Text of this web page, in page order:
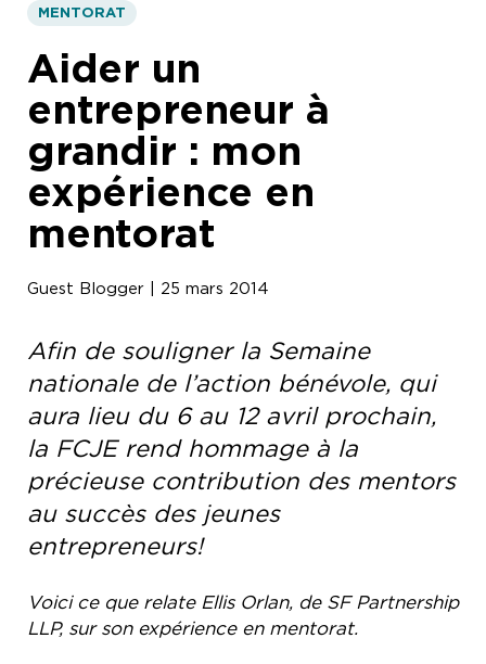
MENTORAT
Aider un
entrepreneur à
grandir : mon
expérience en
mentorat
Guest Blogger | 25 mars 2014
Afin de souligner la Semaine
nationale de l’action bénévole, qui
aura lieu du 6 au 12 avril prochain,
la FCJE rend hommage à la
précieuse contribution des mentors
au succès des jeunes
entrepreneurs!
Voici ce que relate Ellis Orlan, de SF Partnership
LLP, sur son expérience en mentorat.